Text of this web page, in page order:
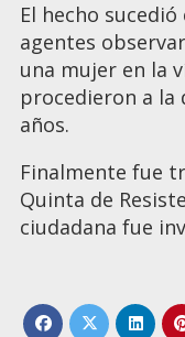
El hecho
agentes
una mujer en la
procedieron a la
años.
Finalmente fue
Quinta de
ciudadana fue